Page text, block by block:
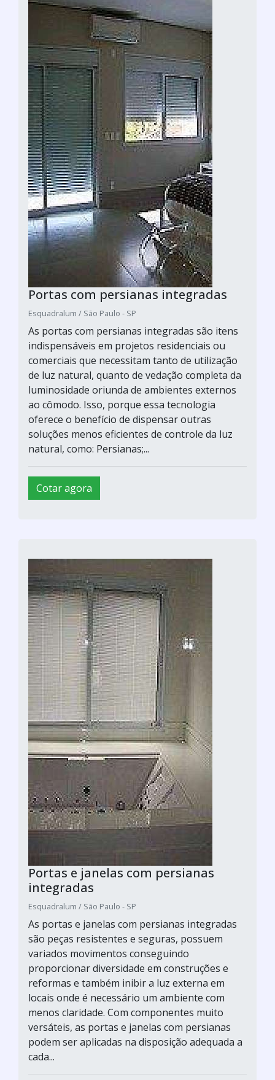
Portas com persianas integradas
Esquadralum / São Paulo - SP
As portas com persianas integradas são itens
indispensáveis em projetos residenciais ou
comerciais que necessitam tanto de utilização
de luz natural, quanto de vedação completa da
luminosidade oriunda de ambientes externos
ao cômodo. Isso, porque essa tecnologia
oferece o benefício de dispensar outras
soluções menos eficientes de controle da luz
natural, como: Persianas;...
Cotar agora
Portas e janelas com persianas
integradas
Esquadralum / São Paulo - SP
As portas e janelas com persianas integradas
são peças resistentes e seguras, possuem
variados movimentos conseguindo
proporcionar diversidade em construções e
reformas e também inibir a luz externa em
locais onde é necessário um ambiente com
menos claridade. Com componentes muito
versáteis, as portas e janelas com persianas
podem ser aplicadas na disposição adequada a
cada...